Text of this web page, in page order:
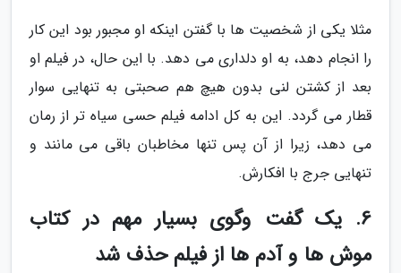
مثلا یکی از شخصیت ها با گفتن اینکه او مجبور بود این کار
را انجام دهد، به او دلداری می دهد. با این حال، در فیلم او
بعد از کشتن لنی بدون هیچ هم صحبتی به تنهایی سوار
قطار می گردد. این به کل ادامه فیلم حسی سیاه تر از رمان
می دهد، زیرا از آن پس تنها مخاطبان باقی می مانند و
تنهایی جرج با افکارش.
6. یک گفت وگوی بسیار مهم در کتاب
موش ها و آدم ها از فیلم حذف شد